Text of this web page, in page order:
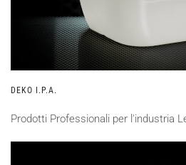
DEKO I.P.A.
Prodotti Professionali per l'industria